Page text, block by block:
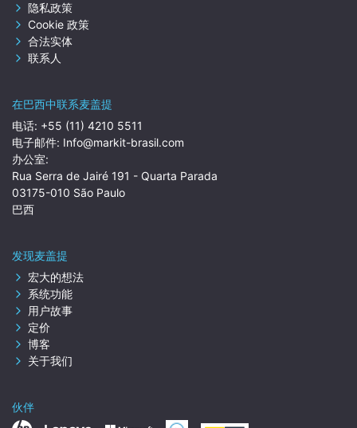
隐私政策
Cookie 政策
合法实体
联系人
在巴西中联系麦盖提
电话: +55 (11) 4210 5511
电子邮件: Info@markit-brasil.com
办公室:
Rua Serra de Jairé 191 - Quarta Parada
03175-010 São Paulo
巴西
发现麦盖提
宏大的想法
系统功能
用户故事
定价
博客
关于我们
伙伴